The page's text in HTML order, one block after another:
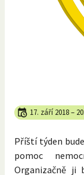
17. září 2018–
Příští týden
pomoc
Organizačně ji